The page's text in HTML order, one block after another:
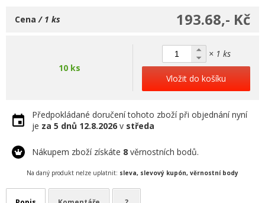
193.68,- Kč
Cena / 1 ks
10 ks
× 1 ks
Vložit do košíku
Předpokládané doručení tohoto zboží při objednání nyní
je za 5 dnů 12.8.2026 v středa
Nákupem zboží získáte 8 věrnostních bodů.
Na daný produkt nelze uplatnit: sleva, slevový kupón, věrnostní body